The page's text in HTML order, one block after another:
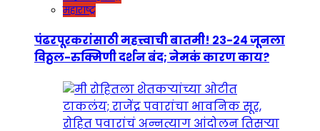
महाराष्ट्र
पंढरपूरकरांसाठी महत्त्वाची बातमी! २३-२४ जूनला
विठ्ठल-रुक्मिणी दर्शन बंद; नेमकं कारण काय?